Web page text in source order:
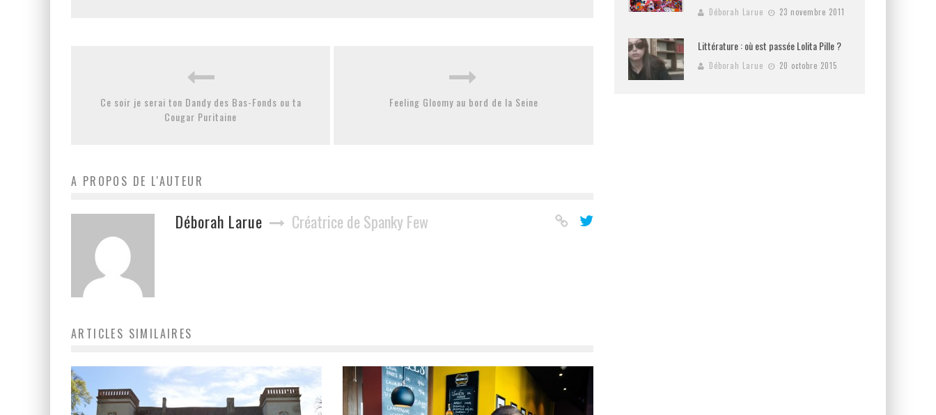
Ce soir je serai ton Dandy des Bas-Fonds ou ta
Cougar Puritaine
Feeling Gloomy au bord de la Seine
A PROPOS DE L'AUTEUR
Déborah Larue Créatrice de Spanky Few
ARTICLES SIMILAIRES
Déborah Larue 23 novembre 2011
Littérature : où est passée Lolita Pille ?
Déborah Larue 20 octobre 2015